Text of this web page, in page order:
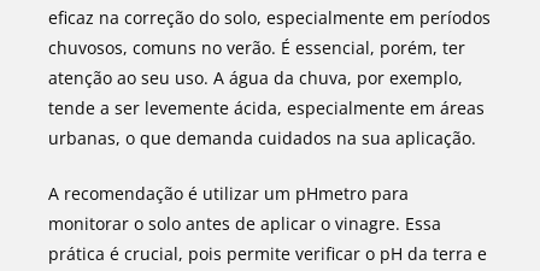
eficaz na correção do solo, especialmente em períodos
chuvosos, comuns no verão. É essencial, porém, ter
atenção ao seu uso. A água da chuva, por exemplo,
tende a ser levemente ácida, especialmente em áreas
urbanas, o que demanda cuidados na sua aplicação.
A recomendação é utilizar um pHmetro para
monitorar o solo antes de aplicar o vinagre. Essa
prática é crucial, pois permite verificar o pH da terra e